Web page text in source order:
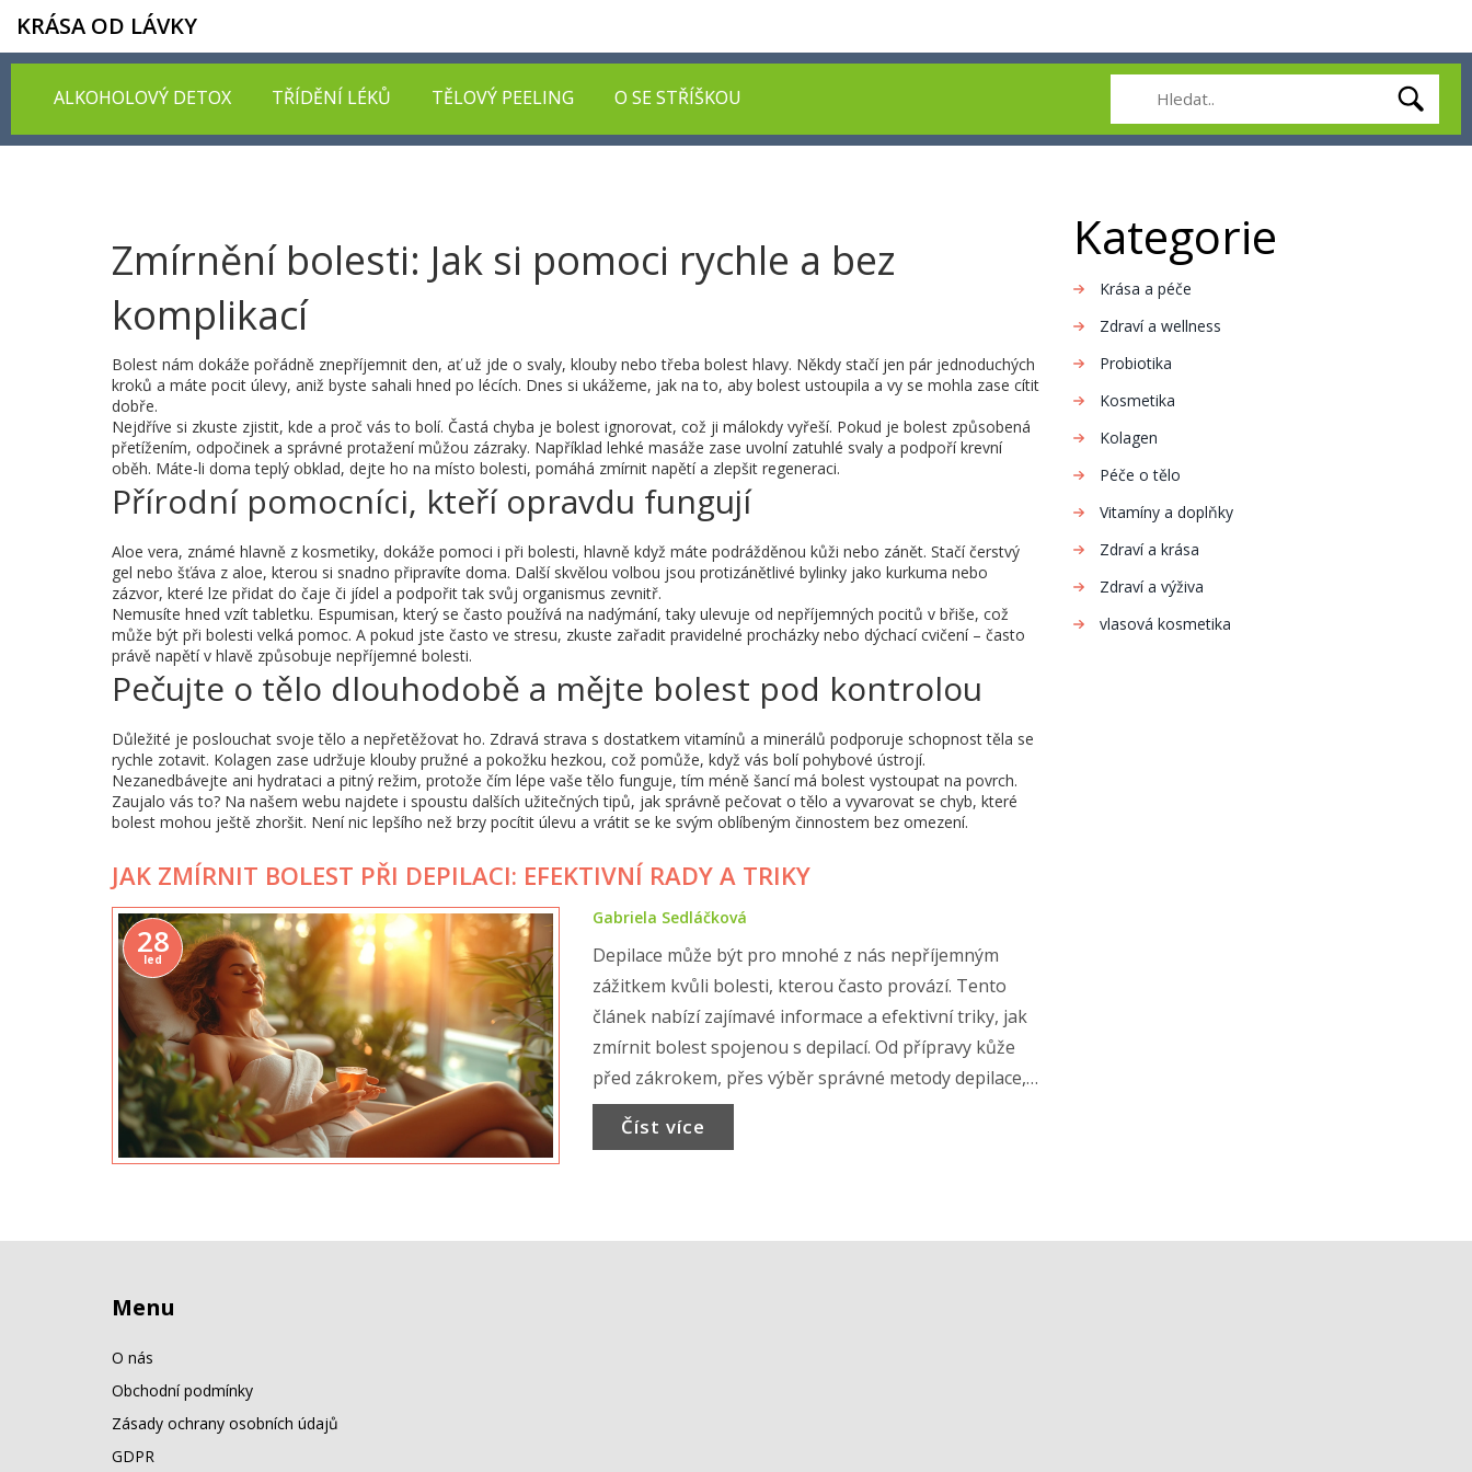
KRÁSA OD LÁVKY
ALKOHOLOVÝ DETOX TŘÍDĚNÍ LÉKŮ TĚLOVÝ PEELING O SE STŘÍŠKOU
Zmírnění bolesti: Jak si pomoci rychle a bez
komplikací
Bolest nám dokáže pořádně znepříjemnit den, ať už jde o svaly, klouby nebo třeba bolest hlavy. Někdy stačí jen pár jednoduchých
kroků a máte pocit úlevy, aniž byste sahali hned po lécích. Dnes si ukážeme, jak na to, aby bolest ustoupila a vy se mohla zase cítit
dobře.
Nejdříve si zkuste zjistit, kde a proč vás to bolí. Častá chyba je bolest ignorovat, což ji málokdy vyřeší. Pokud je bolest způsobená
přetížením, odpočinek a správné protažení můžou zázraky. Například lehké masáže zase uvolní zatuhlé svaly a podpoří krevní
oběh. Máte-li doma teplý obklad, dejte ho na místo bolesti, pomáhá zmírnit napětí a zlepšit regeneraci.
Přírodní pomocníci, kteří opravdu fungují
Aloe vera, známé hlavně z kosmetiky, dokáže pomoci i při bolesti, hlavně když máte podrážděnou kůži nebo zánět. Stačí čerstvý
gel nebo šťáva z aloe, kterou si snadno připravíte doma. Další skvělou volbou jsou protizánětlivé bylinky jako kurkuma nebo
zázvor, které lze přidat do čaje či jídel a podpořit tak svůj organismus zevnitř.
Nemusíte hned vzít tabletku. Espumisan, který se často používá na nadýmání, taky ulevuje od nepříjemných pocitů v břiše, což
může být při bolesti velká pomoc. A pokud jste často ve stresu, zkuste zařadit pravidelné procházky nebo dýchací cvičení – často
právě napětí v hlavě způsobuje nepříjemné bolesti.
Pečujte o tělo dlouhodobě a mějte bolest pod kontrolou
Důležité je poslouchat svoje tělo a nepřetěžovat ho. Zdravá strava s dostatkem vitamínů a minerálů podporuje schopnost těla se
rychle zotavit. Kolagen zase udržuje klouby pružné a pokožku hezkou, což pomůže, když vás bolí pohybové ústrojí.
Nezanedbávejte ani hydrataci a pitný režim, protože čím lépe vaše tělo funguje, tím méně šancí má bolest vystoupat na povrch.
Zaujalo vás to? Na našem webu najdete i spoustu dalších užitečných tipů, jak správně pečovat o tělo a vyvarovat se chyb, které
bolest mohou ještě zhoršit. Není nic lepšího než brzy pocítit úlevu a vrátit se ke svým oblíbeným činnostem bez omezení.
JAK ZMÍRNIT BOLEST PŘI DEPILACI: EFEKTIVNÍ RADY A TRIKY
28
led
Gabriela Sedláčková
Depilace může být pro mnohé z nás nepříjemným
zážitkem kvůli bolesti, kterou často provází. Tento
článek nabízí zajímavé informace a efektivní triky, jak
zmírnit bolest spojenou s depilací. Od přípravy kůže
před zákrokem, přes výběr správné metody depilace,
až po účinné produkty a domácí prostředky, které
vám pomohou od bolesti. Celkově cílem je poskytnout
Číst více
Kategorie
Krása a péče
Zdraví a wellness
Probiotika
Kosmetika
Kolagen
Péče o tělo
Vitamíny a doplňky
Zdraví a krása
Zdraví a výživa
vlasová kosmetika
Menu
O nás
Obchodní podmínky
Zásady ochrany osobních údajů
GDPR